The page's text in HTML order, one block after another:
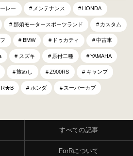
レー メンテナンス HONDA
那須モータースポーツランド カスタム
BMW ドゥカティ 中古車
スズキ 原付二種 YAMAHA
旅めし Z900RS キャンプ
R★B ホンダ スーパーカブ
すべての記事
ForRについて